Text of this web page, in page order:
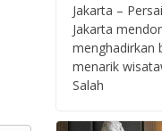
Jakarta –
Jakarta
menghadirkan
menarik
Salah